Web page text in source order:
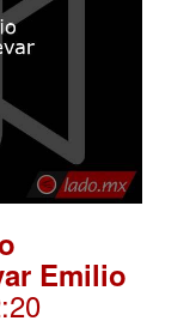
Emilio